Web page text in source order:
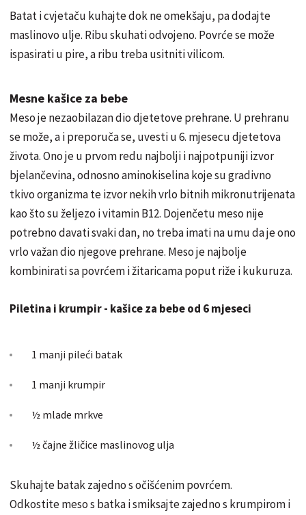
Batat i cvjetaču kuhajte dok ne omekšaju, pa dodajte
maslinovo ulje. Ribu skuhati odvojeno. Povrće se može
ispasirati u pire, a ribu treba usitniti vilicom.
Mesne kašice za bebe
Meso je nezaobilazan dio djetetove prehrane. U prehranu
se može, a i preporuča se, uvesti u 6. mjesecu djetetova
života. Ono je u prvom redu najbolji i najpotpuniji izvor
bjelančevina, odnosno aminokiselina koje su gradivno
tkivo organizma te izvor nekih vrlo bitnih mikronutrijenata
kao što su željezo i vitamin B12. Dojenčetu meso nije
potrebno davati svaki dan, no treba imati na umu da je ono
vrlo važan dio njegove prehrane. Meso je najbolje
kombinirati sa povrćem i žitaricama poput riže i kukuruza.
Piletina i krumpir - kašice za bebe od 6 mjeseci
1 manji pileći batak
1 manji krumpir
½ mlade mrkve
½ čajne žličice maslinovog ulja
Skuhajte batak zajedno s očišćenim povrćem.
Odkostite meso s batka i smiksajte zajedno s krumpirom i